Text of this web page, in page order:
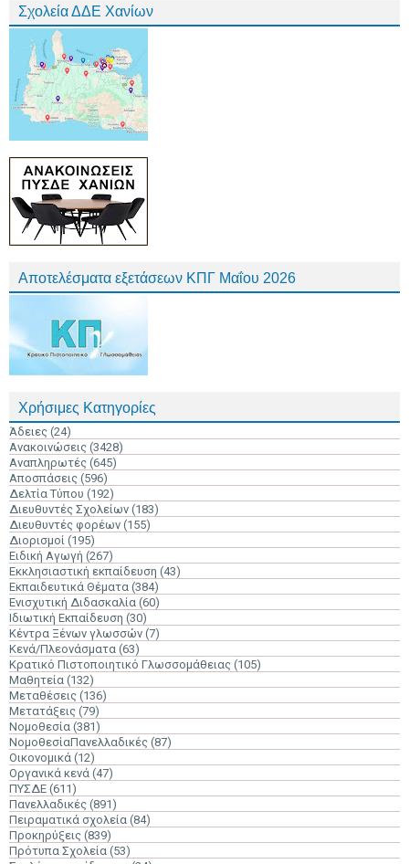
Σχολεία ΔΔΕ Χανίων
Αποτελέσματα εξετάσεων ΚΠΓ Μαΐου 2026
Χρήσιμες Κατηγορίες
Άδειες (24)
Ανακοινώσεις (3428)
Αναπληρωτές (645)
Αποσπάσεις (596)
Δελτία Τύπου (192)
Διευθυντές Σχολείων (183)
Διευθυντές φορέων (155)
Διορισμοί (195)
Ειδική Αγωγή (267)
Εκκλησιαστική εκπαίδευση (43)
Εκπαιδευτικά Θέματα (384)
Ενισχυτική Διδασκαλία (60)
Ιδιωτική Εκπαίδευση (30)
Κέντρα Ξένων γλωσσών (7)
Κενά/Πλεονάσματα (63)
Κρατικό Πιστοποιητικό Γλωσσομάθειας (105)
Μαθητεία (132)
Μεταθέσεις (136)
Μετατάξεις (79)
Νομοθεσία (381)
ΝομοθεσίαΠανελλαδικές (87)
Οικονομικά (12)
Οργανικά κενά (47)
ΠΥΣΔΕ (611)
Πανελλαδικές (891)
Πειραματικά σχολεία (84)
Προκηρύξεις (839)
Πρότυπα Σχολεία (53)